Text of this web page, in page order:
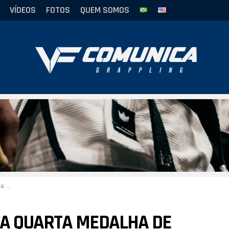
VÍDEOS FOTOS QUEM SOMOS
QUARTA MEDALHA DE